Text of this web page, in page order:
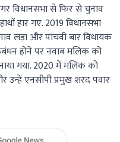
विधानसभा से फिर से चुनाव
हार गए. 2019 विधानसभा
लड़ा और पांचवी बार विधायक
होने पर नवाब मलिक को
गया. 2020 में मलिक को
उन्हें एनसीपी प्रमुख शरद पवार